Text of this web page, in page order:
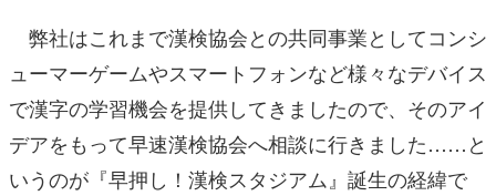
弊社はこれまで漢検協会との共同事業としてコンシ
ューマーゲームやスマートフォンなど様々なデバイス
で漢字の学習機会を提供してきましたので、そのアイ
デアをもって早速漢検協会へ相談に行きました……と
いうのが『早押し！漢検スタジアム』誕生の経緯で